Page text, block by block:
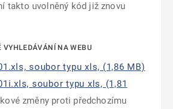
takto uvolněný kód již znovu
VYHLEDÁVÁNÍ NA WEBU
soubor typu xls, (1,86 MB)
soubor typu xls, (1,81
změny proti předchozímu